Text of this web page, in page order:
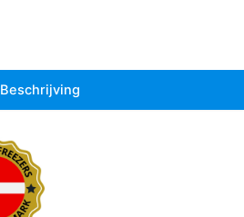
Beschrijving